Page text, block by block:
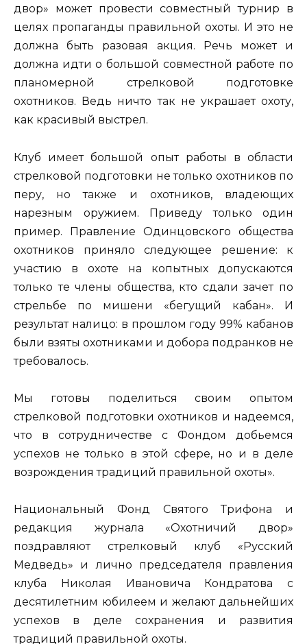
двор» может провести совместный турнир в
целях пропаганды правильной охоты. И это не
должна быть разовая акция. Речь может и
должна идти о большой совместной работе по
планомерной стрелковой подготовке
охотников. Ведь ничто так не украшает охоту,
как красивый выстрел.
Клуб имеет большой опыт работы в области
стрелковой подготовки не только охотников по
перу, но также и охотников, владеющих
нарезным оружием. Приведу только один
пример. Правление Одинцовского общества
охотников приняло следующее решение: к
участию в охоте на копытных допускаются
только те члены общества, кто сдали зачет по
стрельбе по мишени «бегущий кабан». И
результат налицо: в прошлом году 99% кабанов
были взяты охотниками и добора подранков не
требовалось.
Мы готовы поделиться своим опытом
стрелковой подготовки охотников и надеемся,
что в сотрудничестве с Фондом добьемся
успехов не только в этой сфере, но и в деле
возрождения традиций правильной охоты».
Национальный Фонд Святого Трифона и
редакция журнала «Охотничий двор»
поздравляют стрелковый клуб «Русский
Медведь» и лично председателя правления
клуба Николая Ивановича Кондратова с
десятилетним юбилеем и желают дальнейших
успехов в деле сохранения и развития
традиций правильной охоты.